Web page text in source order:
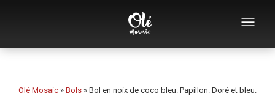
Qui sommes-nous
Olé Mosaic » Bols » Bol en noix de coco bleu. Papillon. Doré et bleu.